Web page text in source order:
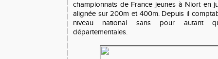
championnats de France jeunes à Niort en
alignée sur 200m et 400m. Depuis il
niveau national sans pour autant
départementales.